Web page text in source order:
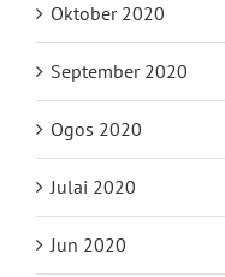
Oktober 2020
September 2020
Ogos 2020
Julai 2020
Jun 2020